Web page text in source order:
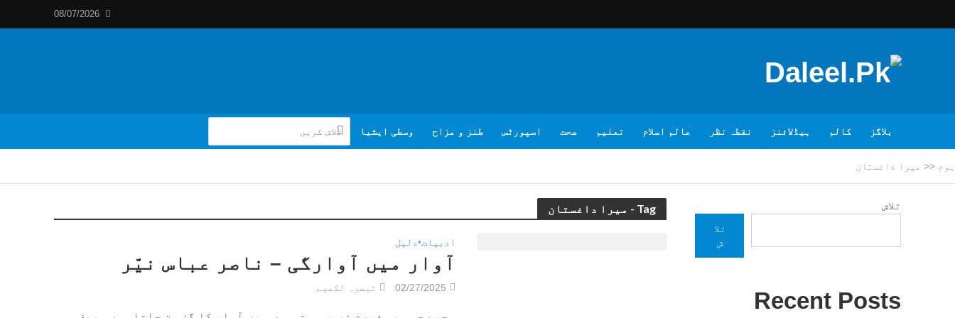
08/07/2026
بلاگز کالم ہیڈلائنز نقطہ نظر عالم اسلام تعلیم صحت اسپورٹس طنز و مزاح وسطی ایشیا
ہوم << میرا داغستان
Tag - میرا داغستان
ادبیات•دلیل
آوار میں آوارگی – ناصر عباس نیّر
02/27/2025 تبصرہ لکھیے
تلاش
تلا
ش
Recent Posts